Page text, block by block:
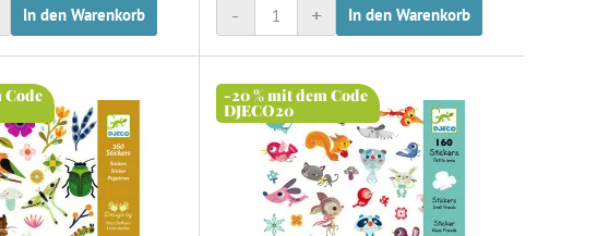
In den Warenkorb +
- In den Warenkorb
Code -20 % mit dem Code
DJECO20